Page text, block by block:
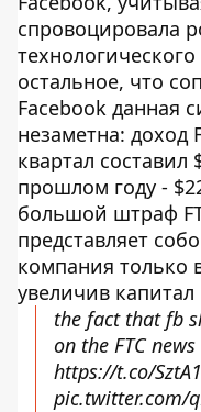
спровоцировала
остальное, что
Facebook данная
незаметна: доход
квартал
прошлом году -
большой штраф
представляет
компания только
увеличив
the fact that fb
on the FTC
https://t.co/
pic.twitter.com/